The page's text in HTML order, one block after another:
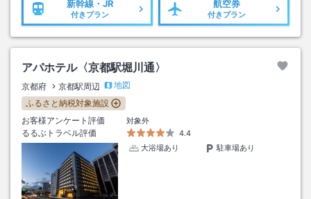
新幹線・JR
付きプラン
航空券
付きプラン
アパホテル〈京都駅堀川通〉
京都府 京都駅周辺
地図
ふるさと納税対象施設
お客様アンケート評価
対象外
るるぶトラベル評価
4.4
大浴場あり
駐車場あり